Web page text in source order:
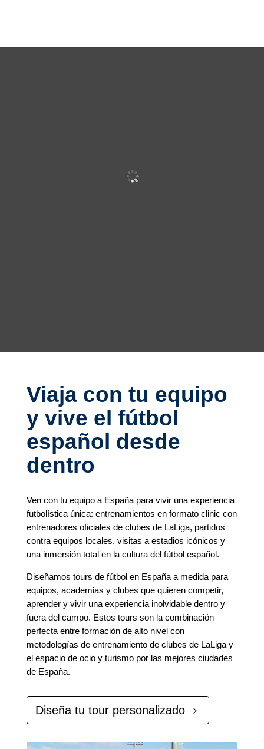
Viaja con tu equipo
y vive el fútbol
español desde
dentro
Ven con tu equipo a España para vivir una experiencia
futbolística única: entrenamientos en formato clinic con
entrenadores oficiales de clubes de LaLiga, partidos
contra equipos locales, visitas a estadios icónicos y
una inmersión total en la cultura del fútbol español.
Diseñamos tours de fútbol en España a medida para
equipos, academias y clubes que quieren competir,
aprender y vivir una experiencia inolvidable dentro y
fuera del campo. Estos tours son la combinación
perfecta entre formación de alto nivel con
metodologías de entrenamiento de clubes de LaLiga y
el espacio de ocio y turismo por las mejores ciudades
de España.
Diseña tu tour personalizado